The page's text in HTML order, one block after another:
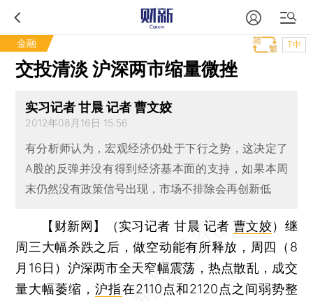
金融 T中
交投清淡 沪深两市缩量微挫
实习记者 甘晨 记者 曹文姣
2012年08月16日 15:56
有分析师认为，宏观经济仍处于下行之势，这决定了
A股的反弹并没有得到经济基本面的支持，如果本周
末仍然没有政策信号出现，市场不排除会再创新低
【财新网】（实习记者 甘晨 记者 曹文姣） 继
周三大幅杀跌之后，做空动能有所释放，周四（8
月16日）沪深两市全天窄幅震荡，热点散乱，成交
量大幅萎缩，沪指在2110点和2120点之间弱势整